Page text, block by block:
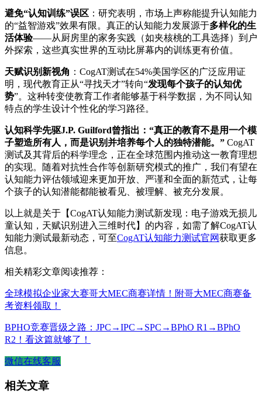
避免“认知训练”误区 ：研究表明，市场上声称能提升认知能力
的“益智游戏”效果有限。真正的认知能力发展源于多样化的生
活体验——从厨房里的家务实践（如夹核桃的工具选择）到户
外探索，这些真实世界的互动比屏幕内的训练更有价值。
天赋识别新视角 ：CogAT测试在54%美国学区的广泛应用证
明，现代教育正从“寻找天才”转向“发现每个孩子的认知优
势”。这种转变使教育工作者能够基于科学数据，为不同认知
特点的学生设计个性化的学习路径。
认知科学先驱J.P. Guilford曾指出：“真正的教育不是用一个模
子塑造所有人，而是识别并培养每个人的独特潜能。” CogAT
测试及其背后的科学理念，正在全球范围内推动这一教育理想
的实现。随着对抗性合作等创新研究模式的推广，我们有望在
认知能力评估领域迎来更加开放、严谨和全面的新范式，让每
个孩子的认知潜能都能被看见、被理解、被充分发展。
以上就是关于【CogAT认知能力测试新发现：电子游戏无损儿
童认知，天赋识别进入三维时代】的内容，如需了解CogAT认
知能力测试最新动态，可至CogAT认知能力测试官网获取更多
信息。
相关精彩文章阅读推荐：
全球模拟企业家大赛哥大MEC商赛详情！附哥大MEC商赛备
考资料领取！
BPHO竞赛晋级之路：JPC→IPC→SPC→BPhO R1→BPhO
R2！看这篇就够了！
微信在线客服
相关文章